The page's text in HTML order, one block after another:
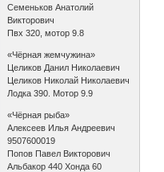
Семеньков Анатолий
Викторович
Пвх 320, мотор 9.8
«Чёрная жемчужина»
Целиков Данил Николаевич
Целиков Николай Николаевич
Лодка 390. Мотор 9.9
«Чёрная рыба»
Алексеев Илья Андреевич
9507600019
Попов Павел Викторович
Альбакор 440 Хонда 60